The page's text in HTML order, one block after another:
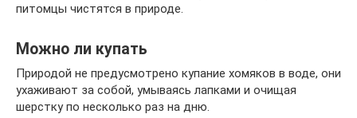
питомцы чистятся в природе.
Можно ли купать
Природой не предусмотрено купание хомяков в воде, они
ухаживают за собой, умываясь лапками и очищая
шерстку по несколько раз на дню.